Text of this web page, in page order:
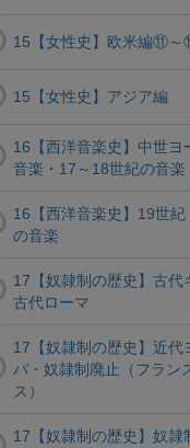
15【女性史】欧米編⑪
15【女性史】アジア編
16【西洋音楽史】中世ヨ
音楽・17～18世紀の音楽
16【西洋音楽史】19世紀
の音楽
17【奴隷制の歴史】古代
古代ローマ
17【奴隷制の歴史】近代
パ・奴隷制廃止（フラン
ス）
17【奴隷制の歴史】奴隷